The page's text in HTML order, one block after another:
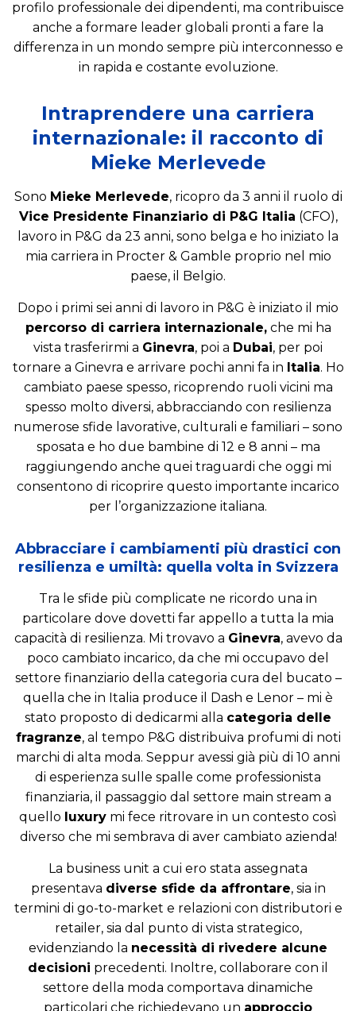
profilo professionale dei dipendenti, ma contribuisce
anche a formare leader globali pronti a fare la
differenza in un mondo sempre più interconnesso e
in rapida e costante evoluzione.
Intraprendere una carriera
internazionale: il racconto di
Mieke Merlevede
Sono Mieke Merlevede, ricopro da 3 anni il ruolo di
Vice Presidente Finanziario di P&G Italia (CFO),
lavoro in P&G da 23 anni, sono belga e ho iniziato la
mia carriera in Procter & Gamble proprio nel mio
paese, il Belgio.
Dopo i primi sei anni di lavoro in P&G è iniziato il mio
percorso di carriera internazionale,che mi ha
vista trasferirmi a Ginevra, poi a Dubai, per poi
tornare a Ginevra e arrivare pochi anni fa in Italia. Ho
cambiato paese spesso, ricoprendo ruoli vicini ma
spesso molto diversi, abbracciando con resilienza
numerose sfide lavorative, culturali e familiari – sono
sposata e ho due bambine di 12 e 8 anni – ma
raggiungendo anche quei traguardi che oggi mi
consentono di ricoprire questo importante incarico
per l’organizzazione italiana.
Abbracciare i cambiamenti più drastici con
resilienza e umiltà: quella volta in Svizzera
Tra le sfide più complicate ne ricordo una in
particolare dove dovetti far appello a tutta la mia
capacità di resilienza. Mi trovavo a Ginevra, avevo da
poco cambiato incarico, da che mi occupavo del
settore finanziario della categoria cura del bucato –
quella che in Italia produce il Dash e Lenor – mi è
stato proposto di dedicarmi alla categoria delle
fragranze, al tempo P&G distribuiva profumi di noti
marchi di alta moda. Seppur avessi già più di 10 anni
di esperienza sulle spalle come professionista
finanziaria, il passaggio dal settore main stream a
quello luxury mi fece ritrovare in un contesto così
diverso che mi sembrava di aver cambiato azienda!
La business unit a cui ero stata assegnata
presentava diverse sfide da affrontare, sia in
termini di go-to-market e relazioni con distributori e
retailer, sia dal punto di vista strategico,
evidenziando la necessità di rivedere alcune
decisioni precedenti. Inoltre, collaborare con il
settore della moda comportava dinamiche
particolari che richiedevano un approccio